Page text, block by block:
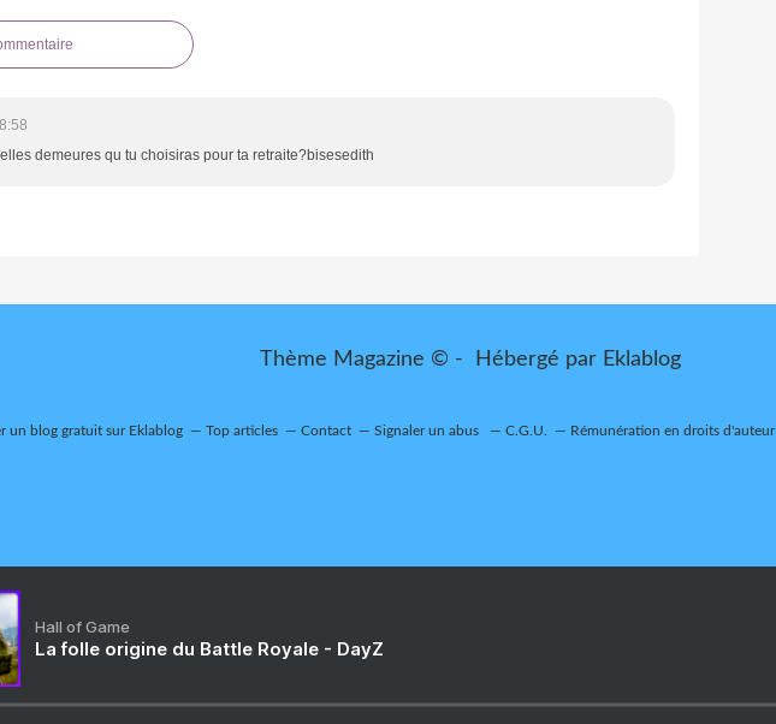
demeures qu tu choisiras pour ta retraite?bisesedith
Thème Magazine © - Hébergé par Eklablog
un blog gratuit sur Eklablog Top articles Contact Signaler un abus C.G.U. Rémunération en droits d'auteur
Hall of Game
La folle origine du Battle Royale - DayZ